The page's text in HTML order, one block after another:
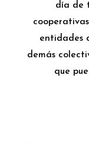
día de
entidades
demás
que